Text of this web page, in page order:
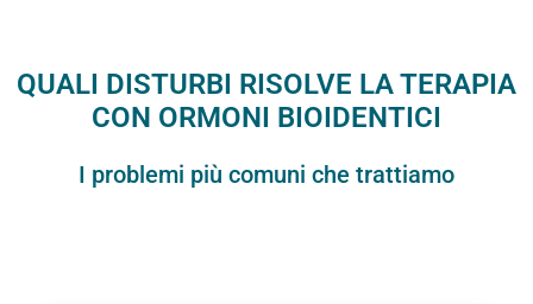
QUALI DISTURBI RISOLVE LA TERAPIA
CON ORMONI BIOIDENTICI
I problemi più comuni che trattiamo